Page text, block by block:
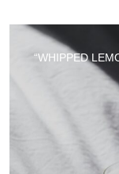
“WHIPPED